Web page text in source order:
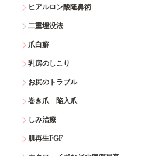
ヒアルロン酸隆鼻術
二重埋没法
爪白癬
乳房のしこり
お尻のトラブル
巻き爪 陥入爪
しみ治療
肌再生FGF